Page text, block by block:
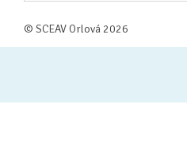
© SCEAV Orlová 2026